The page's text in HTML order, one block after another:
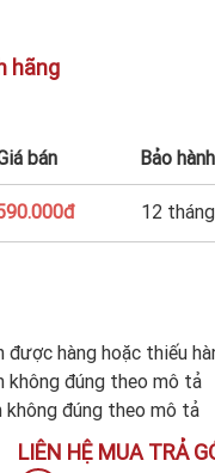
hãng
bán Bảo hành
12 tháng
được hàng hoặc thiếu
không đúng theo mô tả
không đúng theo mô tả
LIÊN HỆ MUA TRẢ